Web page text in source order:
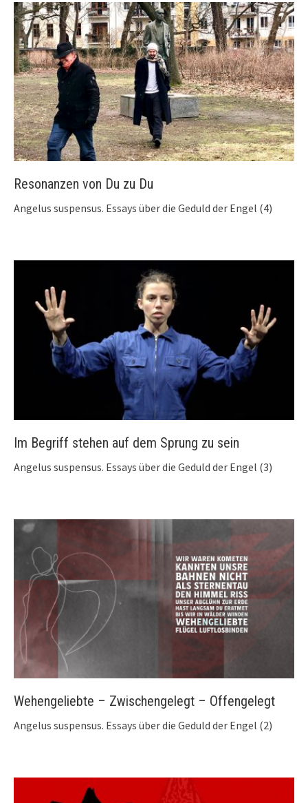
Resonanzen von Du zu Du
Angelus suspensus. Essays über die Geduld der Engel (4)
Im Begriff stehen auf dem Sprung zu sein
Angelus suspensus. Essays über die Geduld der Engel (3)
Wehengeliebte – Zwischengelegt – Offengelegt
Angelus suspensus. Essays über die Geduld der Engel (2)